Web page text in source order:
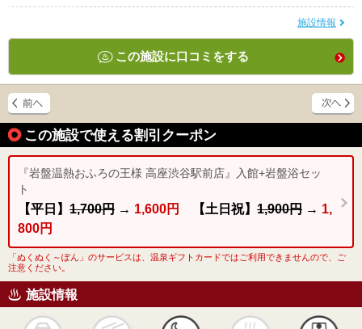
施設情報
この施設に口コミをする
この施設で使える割引クーポン
『岩盤温熱おふろの王様 高座渋谷駅前店』入館+岩盤浴セッ
ト
【平日】 1,700円 → 1,600円 【土日祝】 1,900円 → 1,
800円
「ぬくぬく～ぽん」のサービスは、温泉ギフトカードではご利用できませんので、ご
注意ください。
施設情報
かけ流し 露天風呂 貸切風呂